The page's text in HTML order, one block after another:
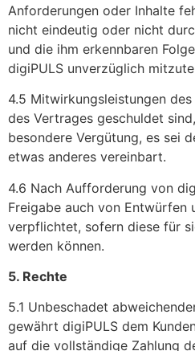
Anforderungen oder Inhalte
nicht eindeutig oder nicht
und die ihm erkennbaren
digiPULS unverzüglich
4.5 Mitwirkungsleistungen des
des Vertrages geschuldet
besondere Vergütung, es sei
etwas anderes vereinbart.
4.6 Nach Aufforderung von
Freigabe auch von Entwürfen
verpflichtet, sofern diese für
werden können.
5. Rechte
5.1 Unbeschadet
gewährt digiPULS dem
auf die vollständige Zahlung